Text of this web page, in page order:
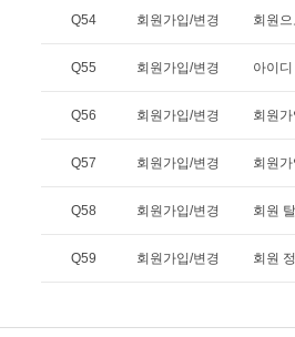
Q54 회원가입/변경 회원
Q55 회원가입/변경 아이
Q56 회원가입/변경 회원
Q57 회원가입/변경 회원
Q58 회원가입/변경 회원
Q59 회원가입/변경 회원